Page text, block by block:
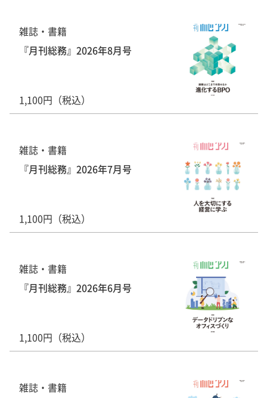
雑誌・書籍
『月刊総務』2026年8月号
1,100円（税込）
雑誌・書籍
『月刊総務』2026年7月号
1,100円（税込）
雑誌・書籍
『月刊総務』2026年6月号
1,100円（税込）
雑誌・書籍